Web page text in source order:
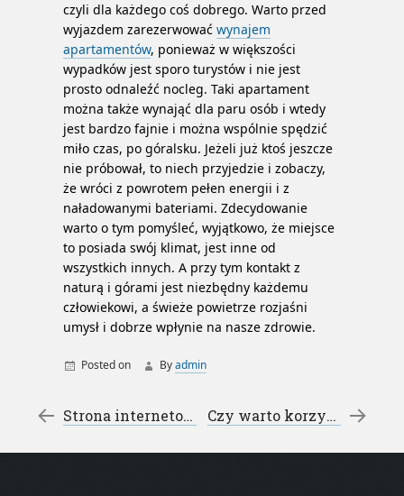
czyli dla każdego coś dobrego. Warto przed
wyjazdem zarezerwować wynajem
apartamentów, ponieważ w większości
wypadków jest sporo turystów i nie jest
prosto odnaleźć nocleg. Taki apartament
można także wynająć dla paru osób i wtedy
jest bardzo fajnie i można wspólnie spędzić
miło czas, po góralsku. Jeżeli już ktoś jeszcze
nie próbował, to niech przyjedzie i zobaczy,
że wróci z powrotem pełen energii i z
naładowanymi bateriami. Zdecydowanie
warto o tym pomyśleć, wyjątkowo, że miejsce
to posiada swój klimat, jest inne od
wszystkich innych. A przy tym kontakt z
naturą i górami jest niezbędny każdemu
człowiekowi, a świeże powietrze rozjaśni
umysł i dobrze wpłynie na nasze zdrowie.
Posted on Byadmin
Post navigation
←
Strona internetowa wizytówką naszej firmy – projektowanie serwisów www Graffi Czy warto korzystać z usług domu seniora